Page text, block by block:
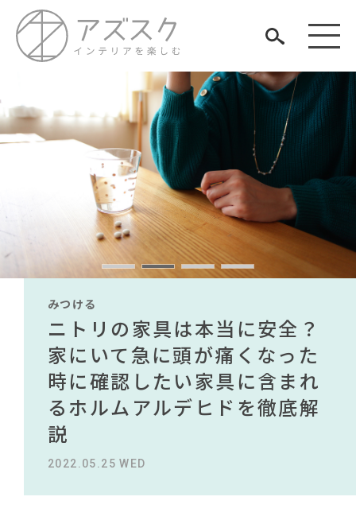
TAG LIST
#ファニタメ#おすすめ
#タンスのゲン
#サステナブル#大塚家具
#中村アン #ソファ#間宮祥太朗#unico #チェア
#無印良品
#展示会 #オフィスチェア#テレワーク
#IDÉE#ACTUS#岸井ゆきの #コクヨ
#DINOS CORPORATION
#2022 春ドラマ #ニトリ#コメリ
#インテリアコーディネート
#インダストリアルスタイル
#大川家具#映画#家具
#KEYUCA
見つける
知る
楽しむ
ARCHIVE
NEWS
ABOUT
みつける
無印で有名デザイナーのアイ
テムが手に入る？無印良品で
買える有名デザイナーがデザ
インしたインテリアを一挙紹
介
2022.10.24 MON
みつける
IKEA家具は引っ越し業者を悩
ませる？引っ越し業者に敬遠
されている理由を徹底解
説！！
2023.09.27 WED
みつける
ニトリの家具は本当に安全？
家にいて急に頭が痛くなった
時に確認したい家具に含まれ
るホルムアルデヒドを徹底解
説
2022.05.25 WED
みつける
【部屋をおしゃれにしたい人
必見】今話題のインテリアス
タイルから定番スタイルまで
紹介！おすすめインテリアス
タイル18選
2023.09.23 SAT
みつける
無印で有名デザイナーのアイ
テムが手に入る？無印良品で
買える有名デザイナーがデザ
インしたインテリアを一挙紹
介
2022.10.24 MON
みつける
IKEA家具は引っ越し業者を悩
ませる？引っ越し業者に敬遠
されている理由を徹底解
説！！
2023.09.27 WED